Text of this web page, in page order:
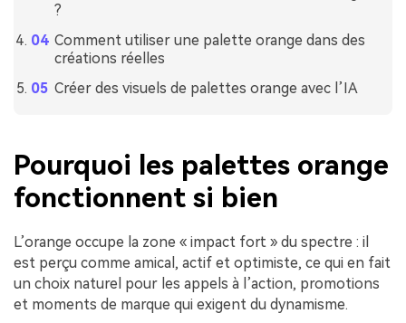
?
Comment utiliser une palette orange dans des
créations réelles
Créer des visuels de palettes orange avec l’IA
Pourquoi les palettes orange
fonctionnent si bien
L’orange occupe la zone « impact fort » du spectre : il
est perçu comme amical, actif et optimiste, ce qui en fait
un choix naturel pour les appels à l’action, promotions
et moments de marque qui exigent du dynamisme.